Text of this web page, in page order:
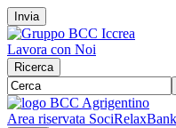
Invia
Lavora con Noi
Ricerca
Area riservata Soci